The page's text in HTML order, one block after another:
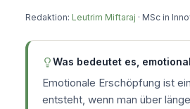
Redaktion: Leutrim Miftaraj · MSc in
Was bedeutet es,
Emotionale Erschöpfung ist
entsteht, wenn man über